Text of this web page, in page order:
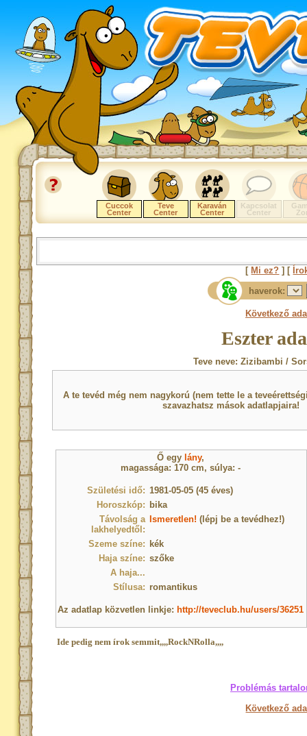
Cuccok
Center
Teve
Center
Karaván
Center
Kapcsolat
Center
[ Mi ez? ] [
haverok:
Következő
Eszter
Teve neve: Zizibambi /
A te tevéd még nem nagykorú (nem tette le a
szavazhatsz mások adatlapjaira!
Ő egy lány,
magassága: 170 cm, súlya: -
Születési idő: 1981-05-05 (45 éves)
Horoszkóp: bika
Távolság a
lakhelyedtől:
Ismeretlen! (lépj be a tevédhez!)
Szeme színe: kék
Haja színe: szőke
A haja...
Stílusa: romantikus
Az adatlap közvetlen linkje: http://teveclub.hu/users/36251
Ide pedig nem írok semmit,,,,RockNRolla,,,,
Problémás
Következő